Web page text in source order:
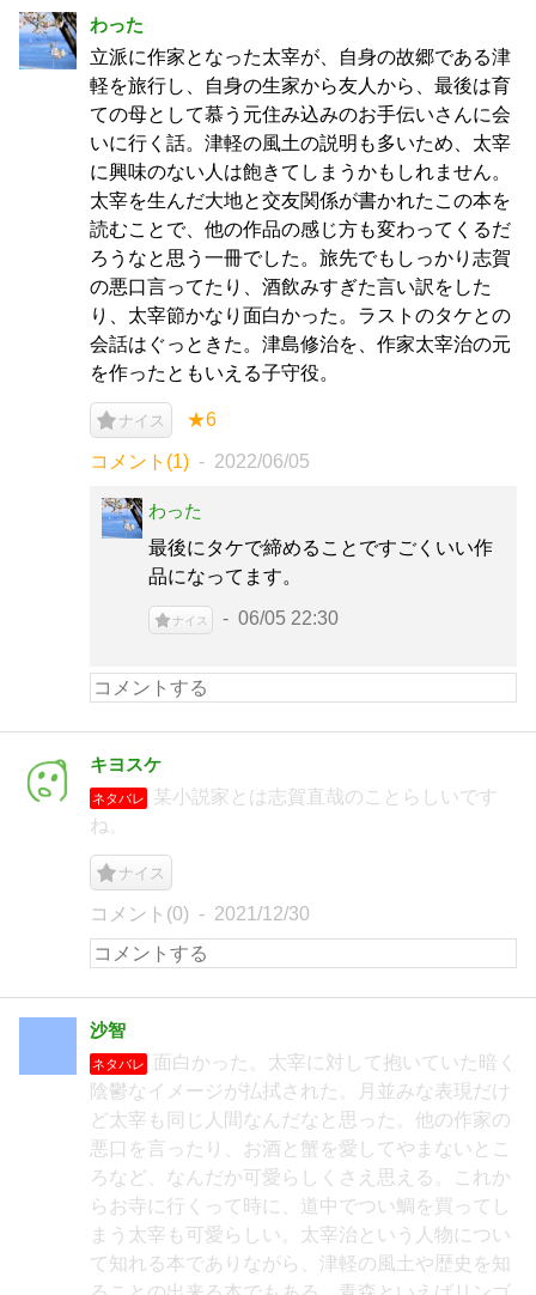
わった
立派に作家となった太宰が、自身の故郷である津
軽を旅行し、自身の生家から友人から、最後は育
ての母として慕う元住み込みのお手伝いさんに会
いに行く話。津軽の風土の説明も多いため、太宰
に興味のない人は飽きてしまうかもしれません。
太宰を生んだ大地と交友関係が書かれたこの本を
読むことで、他の作品の感じ方も変わってくるだ
ろうなと思う一冊でした。旅先でもしっかり志賀
の悪口言ってたり、酒飲みすぎた言い訳をした
り、太宰節かなり面白かった。ラストのタケとの
会話はぐっときた。津島修治を、作家太宰治の元
を作ったともいえる子守役。
ナイス ★6
コメント(1) 2022/06/05
わった
最後にタケで締めることですごくいい作
品になってます。
ナイス 06/05 22:30
キヨスケ
ネタバレ
某小説家とは志賀直哉のことらしいです
ね。
ナイス
コメント(0) 2021/12/30
沙智
ネタバレ
面白かった。太宰に対して抱いていた暗く
陰鬱なイメージが払拭された。月並みな表現だけ
ど太宰も同じ人間なんだなと思った。他の作家の
悪口を言ったり、お酒と蟹を愛してやまないとこ
ろなど、なんだか可愛らしくさえ思える。これか
らお寺に行くって時に、道中でつい鯛を買ってし
まう太宰も可愛らしい。太宰治という人物につい
て知れる本でありながら、津軽の風土や歴史を知